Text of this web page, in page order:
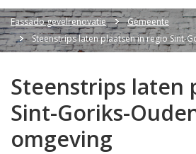
Fassado gevelrenovatie
Gemeente
Steenstrips laten plaatsen in regio Sint-
Steenstrips laten
Sint-Goriks-
omgeving